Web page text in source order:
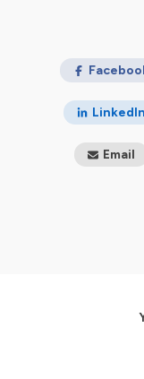
LinkedIn
Email